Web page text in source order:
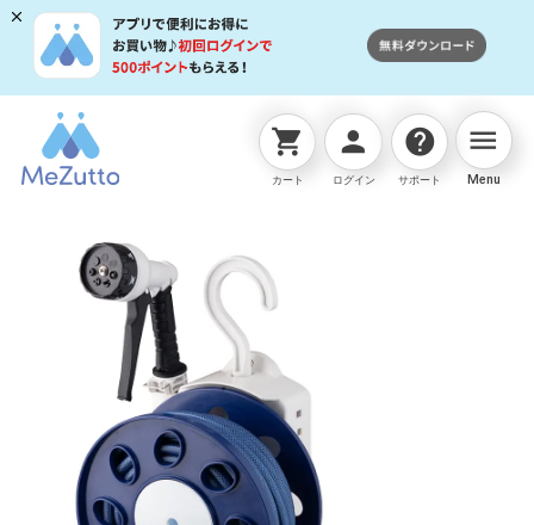
shopping_cart
カート
person
ログイン
help
サポート
menu
Menu
ネットストアTOP ホースリール オーロラLIGHT